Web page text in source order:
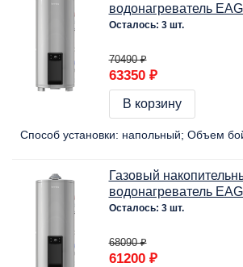
водонагреватель
Осталось: 3 шт.
70490 ₽
63350 ₽
В корзину
Способ установки: напольный Объем
Газовый
водонагреватель
Осталось: 3 шт.
68090 ₽
61200 ₽